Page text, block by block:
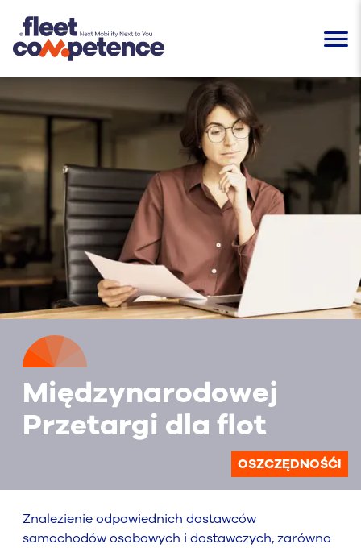
Międzynarodowej
Przetargi dla flot
OSZCZĘDNOŚĆI
Znalezienie odpowiednich dostawców
samochodów osobowych i dostawczych, zarówno